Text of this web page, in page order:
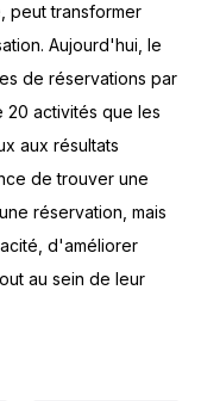
peut transformer
Aujourd'hui, le
de réservations par
20 activités que les
aux résultats
de trouver une
réservation, mais
d'améliorer
au sein de leur